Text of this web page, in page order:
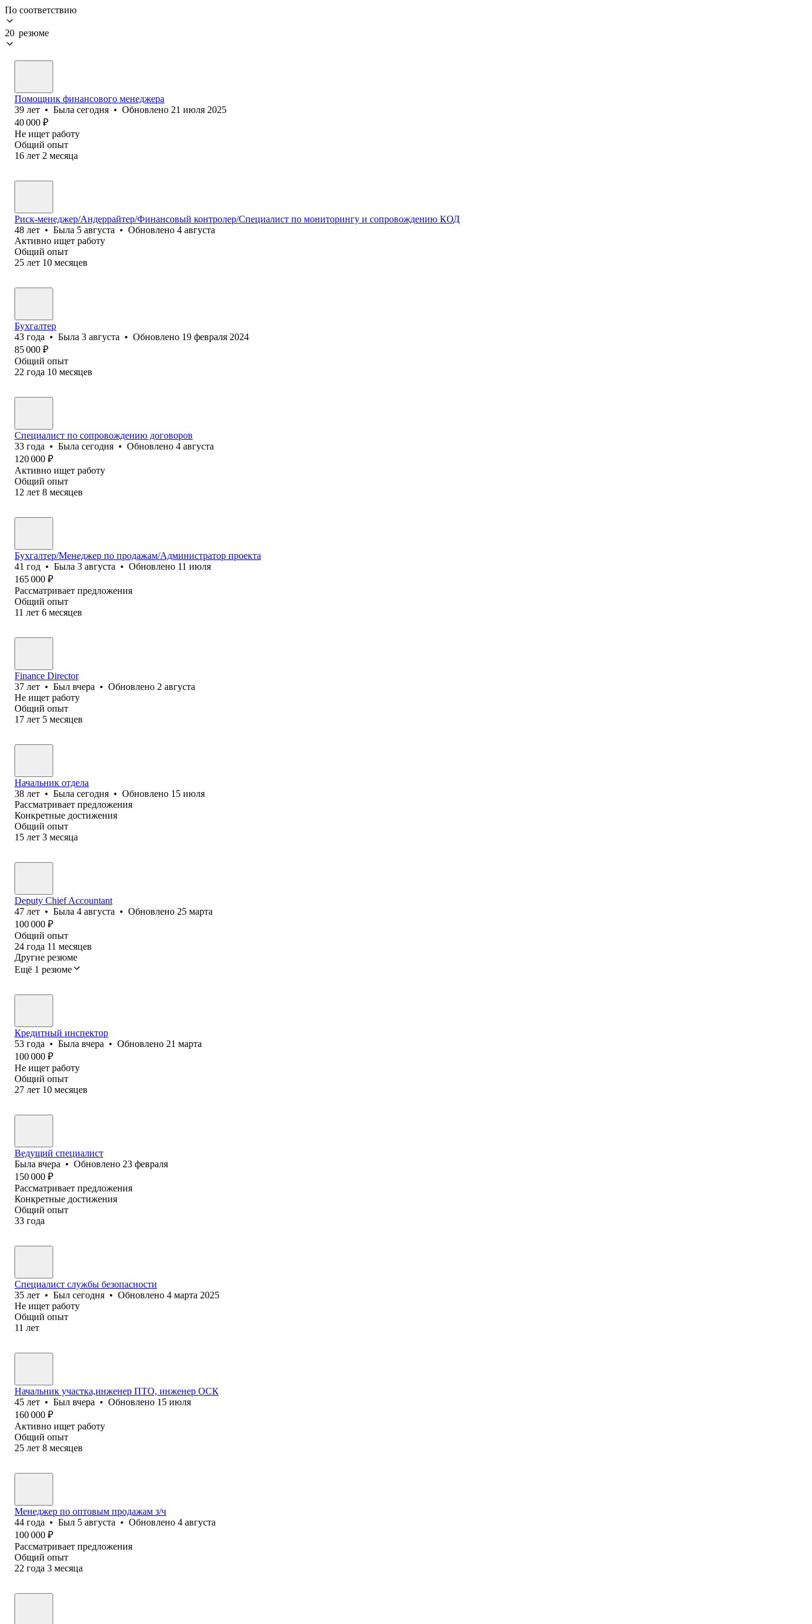
По соответствию
20 резюме
Помощник финансового менеджера
39 лет • Была сегодня • Обновлено 21 июля 2025
40 000 ₽
Не ищет работу
Общий опыт
16 лет 2 месяца
Риск-менеджер/Андеррайтер/Финансовый контролер/Специалист по мониторингу и сопровождению КОД
48 лет • Была 5 августа • Обновлено 4 августа
Активно ищет работу
Общий опыт
25 лет 10 месяцев
Бухгалтер
43 года • Была 3 августа • Обновлено 19 февраля 2024
85 000 ₽
Общий опыт
22 года 10 месяцев
Специалист по сопровождению договоров
33 года • Была сегодня • Обновлено 4 августа
120 000 ₽
Активно ищет работу
Общий опыт
12 лет 8 месяцев
Бухгалтер/Менеджер по продажам/Администратор проекта
41 год • Была 3 августа • Обновлено 11 июля
165 000 ₽
Рассматривает предложения
Общий опыт
11 лет 6 месяцев
Finance Director
37 лет • Был вчера • Обновлено 2 августа
Не ищет работу
Общий опыт
17 лет 5 месяцев
Начальник отдела
38 лет • Была сегодня • Обновлено 15 июля
Рассматривает предложения
Конкретные достижения
Общий опыт
15 лет 3 месяца
Deputy Chief Accountant
47 лет • Была 4 августа • Обновлено 25 марта
100 000 ₽
Общий опыт
24 года 11 месяцев
Другие резюме
Ещё 1 резюме
Кредитный инспектор
53 года • Была вчера • Обновлено 21 марта
100 000 ₽
Не ищет работу
Общий опыт
27 лет 10 месяцев
Ведущий специалист
Была вчера • Обновлено 23 февраля
150 000 ₽
Рассматривает предложения
Конкретные достижения
Общий опыт
33 года
Специалист службы безопасности
35 лет • Был сегодня • Обновлено 4 марта 2025
Не ищет работу
Общий опыт
11 лет
Начальник участка,инженер ПТО, инженер ОСК
45 лет • Был вчера • Обновлено 15 июля
160 000 ₽
Активно ищет работу
Общий опыт
25 лет 8 месяцев
Менеджер по оптовым продажам з/ч
44 года • Был 5 августа • Обновлено 4 августа
100 000 ₽
Рассматривает предложения
Общий опыт
22 года 3 месяца